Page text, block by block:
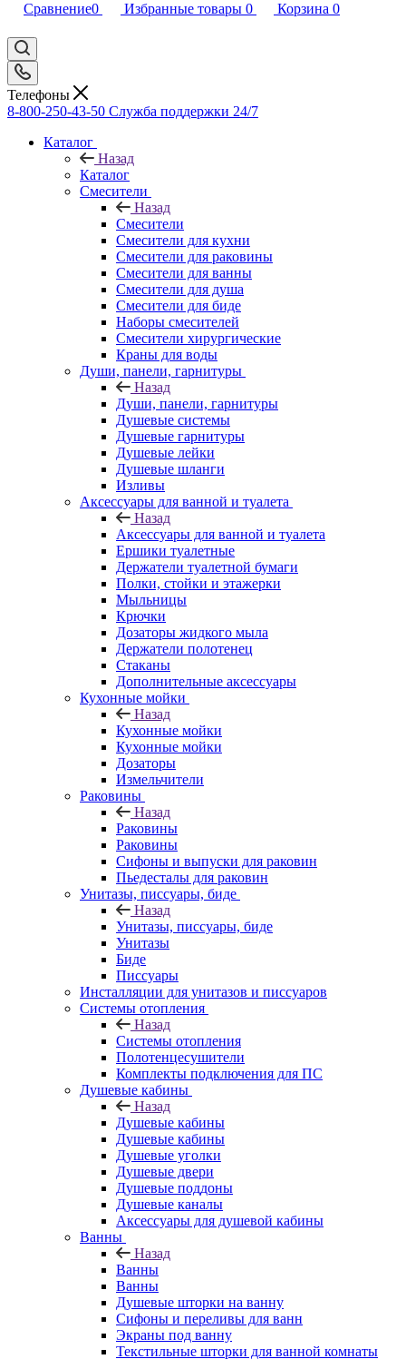
Сравнение0 Избранные товары 0 Корзина 0
Телефоны
8-800-250-43-50 Служба поддержки 24/7
Каталог
Назад
Каталог
Смесители
Назад
Смесители
Смесители для кухни
Смесители для раковины
Смесители для ванны
Смесители для душа
Смесители для биде
Наборы смесителей
Смесители хирургические
Краны для воды
Души, панели, гарнитуры
Назад
Души, панели, гарнитуры
Душевые системы
Душевые гарнитуры
Душевые лейки
Душевые шланги
Изливы
Аксессуары для ванной и туалета
Назад
Аксессуары для ванной и туалета
Ершики туалетные
Держатели туалетной бумаги
Полки, стойки и этажерки
Мыльницы
Крючки
Дозаторы жидкого мыла
Держатели полотенец
Стаканы
Дополнительные аксессуары
Кухонные мойки
Назад
Кухонные мойки
Кухонные мойки
Дозаторы
Измельчители
Раковины
Назад
Раковины
Раковины
Сифоны и выпуски для раковин
Пьедесталы для раковин
Унитазы, писсуары, биде
Назад
Унитазы, писсуары, биде
Унитазы
Биде
Писсуары
Инсталляции для унитазов и писсуаров
Системы отопления
Назад
Системы отопления
Полотенцесушители
Комплекты подключения для ПС
Душевые кабины
Назад
Душевые кабины
Душевые кабины
Душевые уголки
Душевые двери
Душевые поддоны
Душевые каналы
Аксессуары для душевой кабины
Ванны
Назад
Ванны
Ванны
Душевые шторки на ванну
Сифоны и переливы для ванн
Экраны под ванну
Текстильные шторки для ванной комнаты